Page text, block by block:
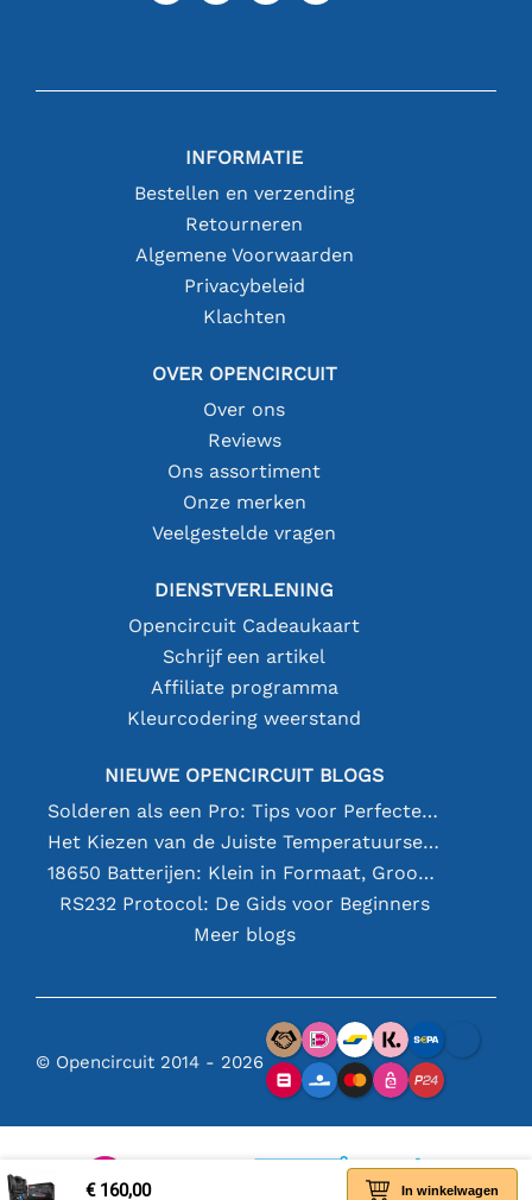
€ 160,00 In winkelwagen
INFORMATIE
Bestellen en verzending
Retourneren
Algemene Voorwaarden
Privacybeleid
Klachten
OVER OPENCIRCUIT
Over ons
Reviews
Ons assortiment
Onze merken
Veelgestelde vragen
DIENSTVERLENING
Opencircuit Cadeaukaart
Schrijf een artikel
Affiliate programma
Kleurcodering weerstand
NIEUWE OPENCIRCUIT BLOGS
Solderen als een Pro: Tips voor Perfecte Elektronische Verbindingen
Het Kiezen van de Juiste Temperatuursensor [youtube]
18650 Batterijen: Klein in Formaat, Groot in Prestatie
RS232 Protocol: De Gids voor Beginners
Meer blogs
© Opencircuit 2014 - 2026